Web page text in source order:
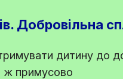
Добровільна
дитину до
ж примусово